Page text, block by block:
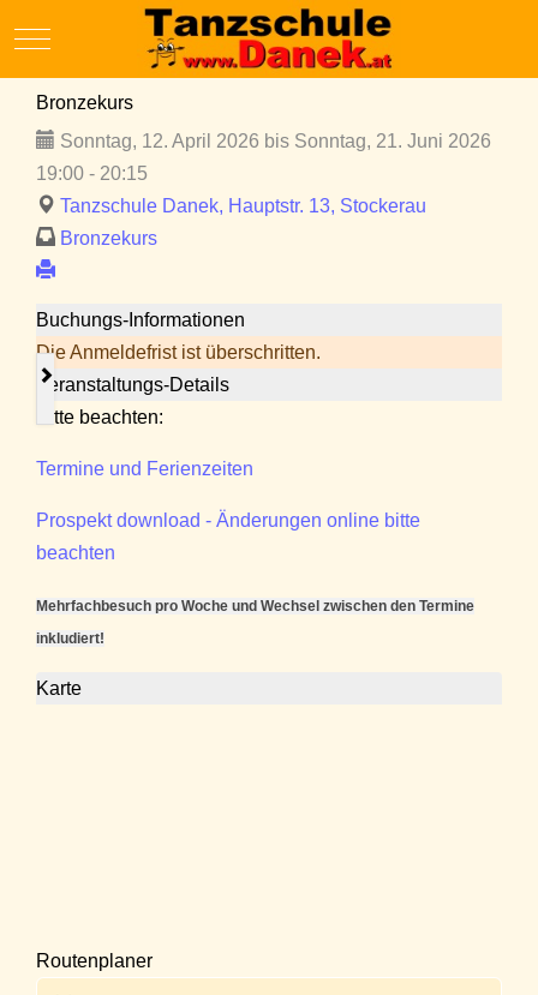
Mobile Menu Toggle
Bronzekurs
Sonntag, 12. April 2026 bis Sonntag, 21. Juni 2026
19:00 - 20:15
Tanzschule Danek, Hauptstr. 13, Stockerau
Bronzekurs
Buchungs-Informationen
Die Anmeldefrist ist überschritten.
Veranstaltungs-Details
Bitte beachten:
Termine und Ferienzeiten
Prospekt download - Änderungen online bitte
beachten
Mehrfachbesuch pro Woche und Wechsel zwischen den Termine
inkludiert!
Karte
Routenplaner